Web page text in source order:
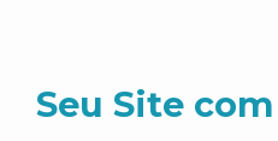
Seu Site